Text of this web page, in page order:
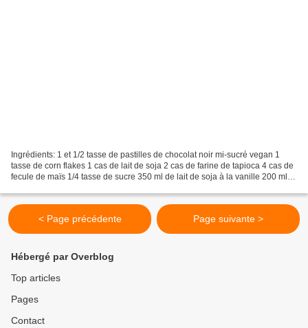
Ingrédients: 1 et 1/2 tasse de pastilles de chocolat noir mi-sucré vegan 1
tasse de corn flakes 1 cas de lait de soja 2 cas de farine de tapioca 4 cas de
fecule de maïs 1/4 tasse de sucre 350 ml de lait de soja à la vanille 200 ml
< Page précédente Page suivante >
Hébergé par Overblog
Top articles
Pages
Contact